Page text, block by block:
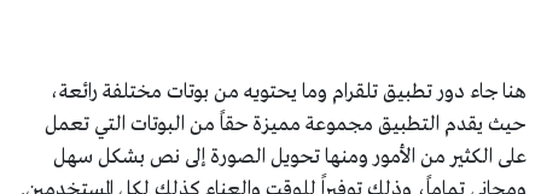
هنا جاء دور تطبيق تلقرام وما يحتويه من بوتات مختلفة رائعة،
حيث يقدم التطبيق مجموعة مميزة حقاً من البوتات التي تعمل
على الكثير من الأمور ومنها تحويل الصورة إلى نص بشكل سهل